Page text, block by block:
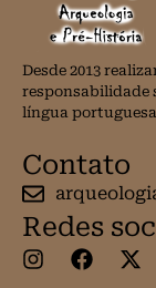
Desde 2013
responsabilidade
língua
Contato
Redes